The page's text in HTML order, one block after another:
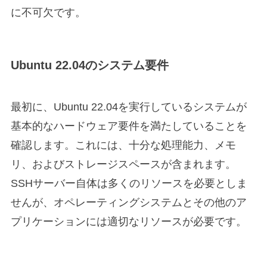
に不可欠です。
Ubuntu 22.04のシステム要件
最初に、Ubuntu 22.04を実行しているシステムが
基本的なハードウェア要件を満たしていることを
確認します。これには、十分な処理能力、メモ
リ、およびストレージスペースが含まれます。
SSHサーバー自体は多くのリソースを必要としま
せんが、オペレーティングシステムとその他のア
プリケーションには適切なリソースが必要です。